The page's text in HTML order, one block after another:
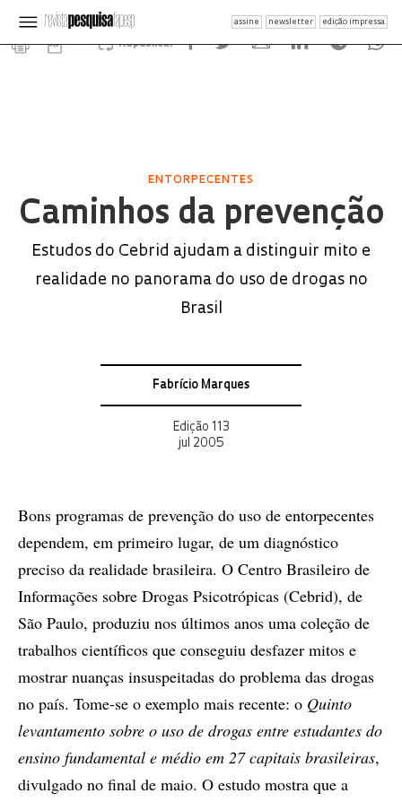
assine newsletter edição impressa
Republicar
ENTORPECENTES
Caminhos da prevenção
Estudos do Cebrid ajudam a distinguir mito e
realidade no panorama do uso de drogas no
Brasil
Fabrício Marques
Edição 113
jul 2005
Bons programas de prevenção do uso de entorpecentes
dependem, em primeiro lugar, de um diagnóstico
preciso da realidade brasileira. O Centro Brasileiro de
Informações sobre Drogas Psicotrópicas (Cebrid), de
São Paulo, produziu nos últimos anos uma coleção de
trabalhos científicos que conseguiu desfazer mitos e
mostrar nuanças insuspeitadas do problema das drogas
no país. Tome-se o exemplo mais recente: o Quinto
levantamento sobre o uso de drogas entre estudantes do
ensino fundamental e médio em 27 capitais brasileiras,
divulgado no final de maio. O estudo mostra que a